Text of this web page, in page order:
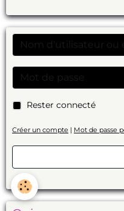
Rester connecté
Créer un compte | Mot de passe